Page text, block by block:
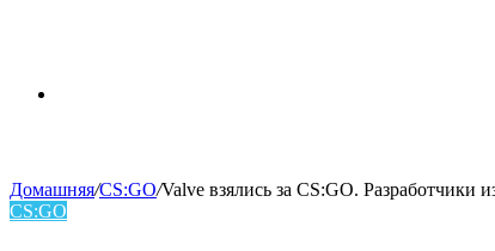
skin
Домашняя/CS:GO/Valve взялись за CS:GO.
CS:GO